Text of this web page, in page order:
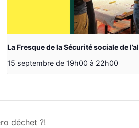
La Fresque de la Sécurité sociale de
15 septembre de 19h00 à 22h00
déchet ?!